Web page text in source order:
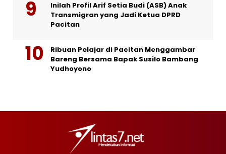
Inilah Profil Arif Setia Budi (ASB) Anak
Transmigran yang Jadi Ketua DPRD
Pacitan
Ribuan Pelajar di Pacitan Menggambar
Bareng Bersama Bapak Susilo Bambang
Yudhoyono